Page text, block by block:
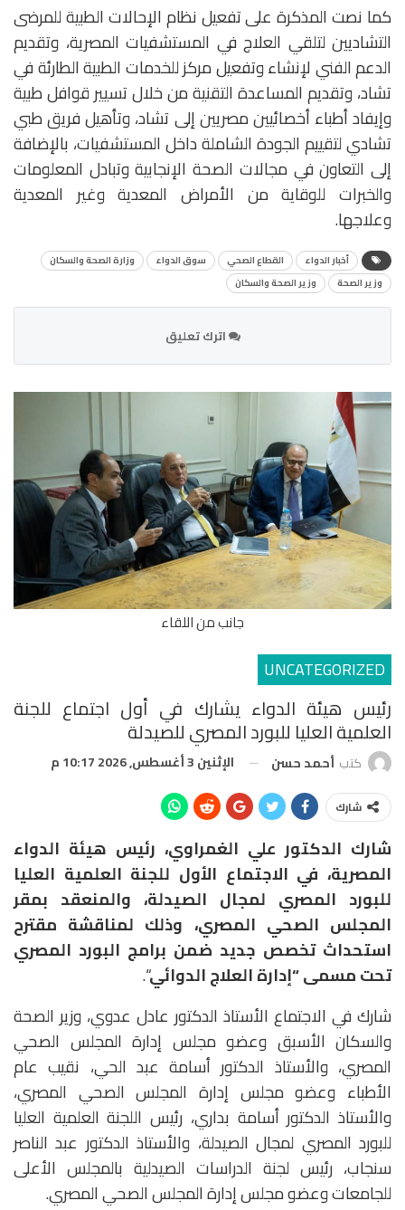
كما نصت المذكرة على تفعيل نظام الإحالات الطبية للمرضى
التشاديين لتلقي العلاج في المستشفيات المصرية، وتقديم
الدعم الفني لإنشاء وتفعيل مركز للخدمات الطبية الطارئة في
تشاد، وتقديم المساعدة التقنية من خلال تسيير قوافل طبية
وإيفاد أطباء أخصائيين مصريين إلى تشاد، وتأهيل فريق طبي
تشادي لتقييم الجودة الشاملة داخل المستشفيات، بالإضافة
إلى التعاون في مجالات الصحة الإنجابية وتبادل المعلومات
والخبرات للوقاية من الأمراض المعدية وغير المعدية
وعلاجها.
أخبار الدواء القطاع الصحي سوق الدواء
وزارة الصحة والسكان
وزير الصحة
وزير الصحة والسكان
اترك تعليق
جانب من اللقاء
UNCATEGORIZED
رئيس هيئة الدواء يشارك في أول اجتماع للجنة
العلمية العليا للبورد المصري للصيدلة
كتب أحمد حسن الإثنين 3 أغسطس, 2026 10:17 م
شارك
شارك الدكتور علي الغمراوي، رئيس هيئة الدواء
المصرية، في الاجتماع الأول للجنة العلمية العليا
للبورد المصري لمجال الصيدلة، والمنعقد بمقر
المجلس الصحي المصري، وذلك لمناقشة مقترح
استحداث تخصص جديد ضمن برامج البورد المصري
تحت مسمى “إدارة العلاج الدوائي“.
شارك في الاجتماع الأستاذ الدكتور عادل عدوي، وزير الصحة
والسكان الأسبق وعضو مجلس إدارة المجلس الصحي
المصري، والأستاذ الدكتور أسامة عبد الحي، نقيب عام
الأطباء وعضو مجلس إدارة المجلس الصحي المصري،
والأستاذ الدكتور أسامة بداري، رئيس اللجنة العلمية العليا
للبورد المصري لمجال الصيدلة، والأستاذ الدكتور عبد الناصر
سنجاب، رئيس لجنة الدراسات الصيدلية بالمجلس الأعلى
للجامعات وعضو مجلس إدارة المجلس الصحي المصري.